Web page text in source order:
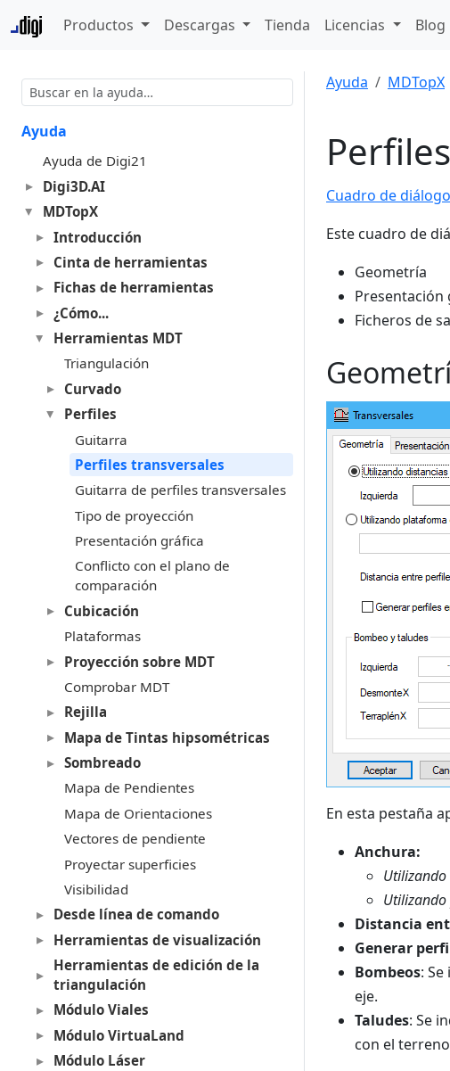
Productos Descargas Tienda Licencias Blog
Ayuda
Ayuda de Digi21
Digi3D.AI
MDTopX
Introducción
Cinta de herramientas
Fichas de herramientas
¿Cómo...
Herramientas MDT
Triangulación
Curvado
Perfiles
Guitarra
Perfiles transversales
Guitarra de perfiles transversales
Tipo de proyección
Presentación gráfica
Conflicto con el plano de
comparación
Cubicación
Plataformas
Proyección sobre MDT
Comprobar MDT
Rejilla
Mapa de Tintas hipsométricas
Sombreado
Mapa de Pendientes
Mapa de Orientaciones
Vectores de pendiente
Proyectar superficies
Visibilidad
Desde línea de comando
Herramientas de visualización
Herramientas de edición de la
triangulación
Módulo Viales
Módulo VirtuaLand
Módulo Láser
Ayuda MDTopX
Cuadro de
Este cuadro de
Geometría
Presentación
Ficheros de
En esta pestaña
Anchura:
Utilizando
Distancia
Generar
Bombeos:
eje.
Taludes: Se
con el